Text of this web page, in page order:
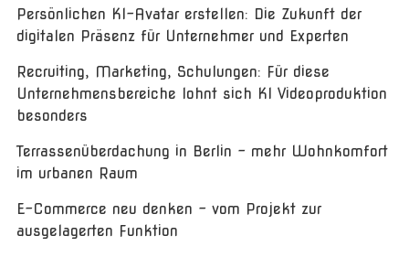
Persönlichen KI-Avatar erstellen: Die Zukunft der
digitalen Präsenz für Unternehmer und Experten
Recruiting, Marketing, Schulungen: Für diese
Unternehmensbereiche lohnt sich KI Videoproduktion
besonders
Terrassenüberdachung in Berlin – mehr Wohnkomfort
im urbanen Raum
E-Commerce neu denken – vom Projekt zur
ausgelagerten Funktion